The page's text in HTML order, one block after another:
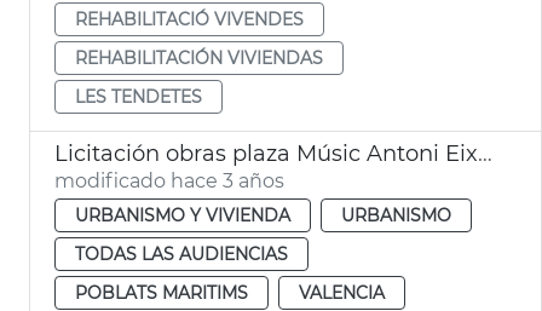
REHABILITACIÓ VIVENDES
REHABILITACIÓN VIVIENDAS
LES TENDETES
Licitación obras plaza Músic Antoni Eiximeno
modificado hace 3 años
URBANISMO Y VIVIENDA
URBANISMO
TODAS LAS AUDIENCIAS
POBLATS MARITIMS
VALENCIA